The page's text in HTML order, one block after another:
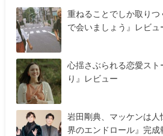
重ねることでしか取り
で会いましょう』レビュ
心揺さぶられる恋愛ス
り』レビュー
岩田剛典、マッケンは
界のエンドロール』完成